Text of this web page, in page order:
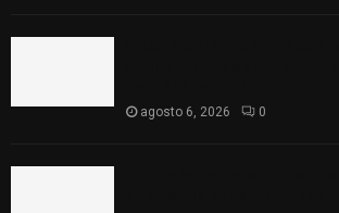
agosto 6, 2026 0